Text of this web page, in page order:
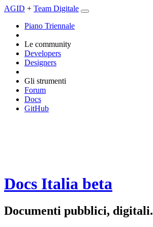
AGID + Team Digitale
Piano Triennale
Le community
Developers
Designers
Gli strumenti
Forum
Docs
GitHub
Docs Italia beta
Documenti pubblici, digitali.